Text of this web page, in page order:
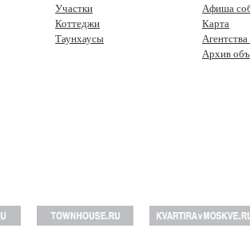
Участки
Коттеджи
Таунхаусы
Афиша
Карта
Архив